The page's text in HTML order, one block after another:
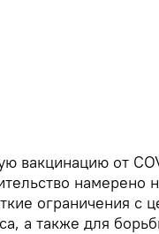
вакцинацию от
намерено
ограничения с
а также для